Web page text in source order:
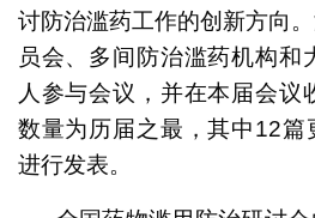
讨防治滥药工作的创新方向
员会、多间防治滥药机构和
人参与会议，并在本届会议
数量为历届之最，其中12篇
进行发表。